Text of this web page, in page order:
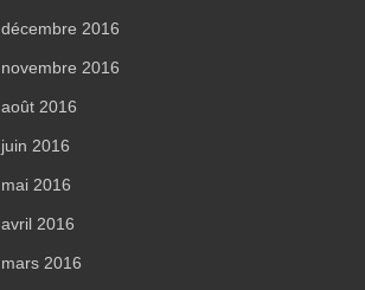
décembre 2016
novembre 2016
août 2016
juin 2016
mai 2016
avril 2016
mars 2016